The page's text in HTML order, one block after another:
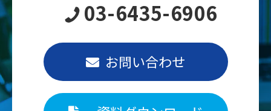
03-6435-6906
お問い合わせ